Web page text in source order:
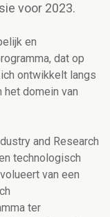
voor 2023.
en
dat op
ontwikkelt langs
domein van
and Research
technologisch
van een
ter